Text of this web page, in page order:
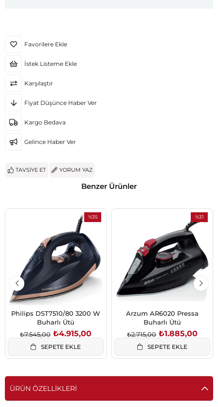
Favorilere Ekle
İstek Listeme Ekle
Karşılaştır
Fiyat Düşünce Haber Ver
Kargo Bedava
Gelince Haber Ver
TAVSIYE ET YORUM YAZ
Benzer Ürünler
%35
%35İndirim
Philips DST7510/80 3200 W
Buharlı Ütü
₺4.915,00
₺7.545,00
SEPETE EKLE
%31
İndirim
%31İndirim
Arzum AR6020 Pressa
Buharlı Ütü
₺1.885,00
₺2.715,00
SEPETE EKLE
ÜRÜN ÖZELLIKLERI